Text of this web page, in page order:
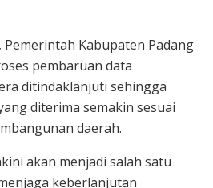
Kabupaten Padang
pembaruan data
ditindaklanjuti sehingga
diterima semakin sesuai
daerah.
akan menjadi salah satu
keberlanjutan